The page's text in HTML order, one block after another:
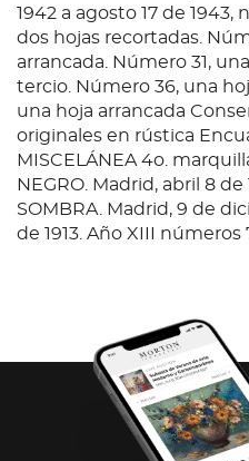
1942 a agosto 17 de 1943,
dos hojas recortadas.
arrancada. Número 31,
tercio. Número 36, una
una hoja arrancada
originales en rústica
MISCELÁNEA 4o.
NEGRO. Madrid, abril 8
SOMBRA. Madrid, 9 de
de 1913. Año XIII números
discontinuos - SOL Y
de 1921. Número 8
lomo en piel Piezas totales: